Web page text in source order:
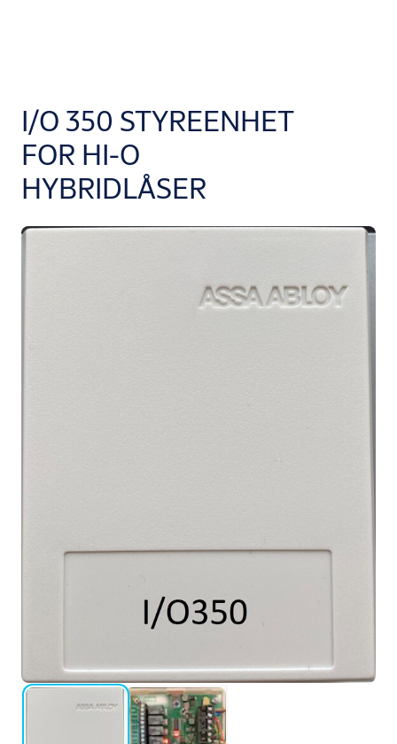
I/O 350 STYREENHET
FOR HI-O
HYBRIDLÅSER